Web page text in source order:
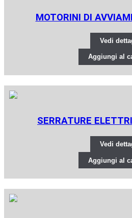
MOTORINI DI
Vedi
Aggiungi al
SERRATURE
Vedi
Aggiungi al